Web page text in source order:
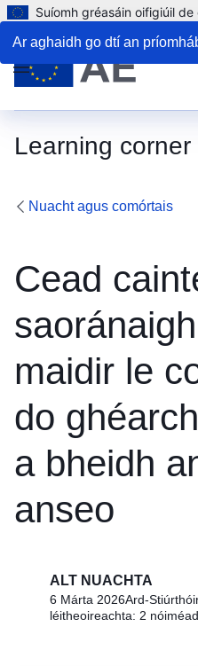
Ar aghaidh go dtí an
Suíomh gréasáin oifigiúil
Learning corner
Menu
Nuacht agus comórtais
Cead
maidir le
do
a bheidh
anseo
ALT NUACHTA
6 Márta 2026Ard-
léitheoireachta: 2 nóiméad